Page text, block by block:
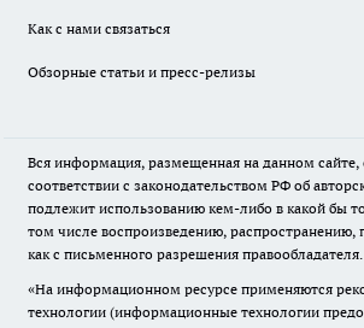
Как с нами связаться
Обзорные статьи и пресс-релизы
Вся информация, размещенная на данном сайте,
соответствии с законодательством РФ об
подлежит использованию кем-либо в какой бы
том числе воспроизведению, распространению,
как с письменного разрешения правообладателя.
«На информационном ресурсе применяются
технологии (информационные технологии